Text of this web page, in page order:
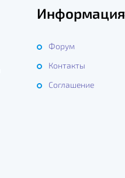
Информация
Форум
Контакты
Соглашение